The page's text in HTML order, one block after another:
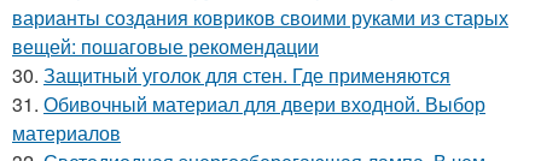
варианты создания ковриков своими руками из старых
вещей: пошаговые рекомендации
30. Защитный уголок для стен. Где применяются
31. Обивочный материал для двери входной. Выбор
материалов